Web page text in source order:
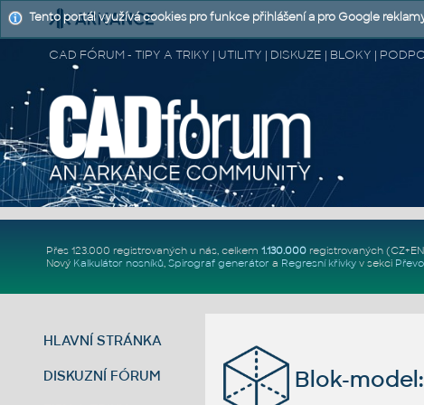
CAD FÓRUM - TIPY A TRIKY | UTILITY | DISKUZE | BLOKY |
Přes 123.000 registrovaných u nás, celkem 1.130.000registrovaných
Nový Kalkulátor nosníků, Spirograf generátor a Regresní křivkyv sekci
HLAVNÍ STRÁNKA
DISKUZNÍ FÓRUM Blok-
Tento portál využívá cookies pro funkce přihlášení a pro Google